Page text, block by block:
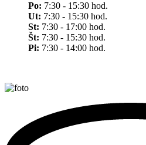
Po: 7:30 - 15:30 hod.
Ut: 7:30 - 15:30 hod.
St: 7:30 - 17:00 hod.
Št: 7:30 - 15:30 hod.
Pi: 7:30 - 14:00 hod.